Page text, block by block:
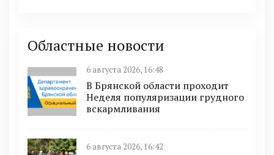
Областные новости
6 августа 2026, 16:48
В Брянской области проходит
Неделя популяризации грудного
вскармливания
6 августа 2026, 16:42